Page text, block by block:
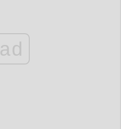
ad